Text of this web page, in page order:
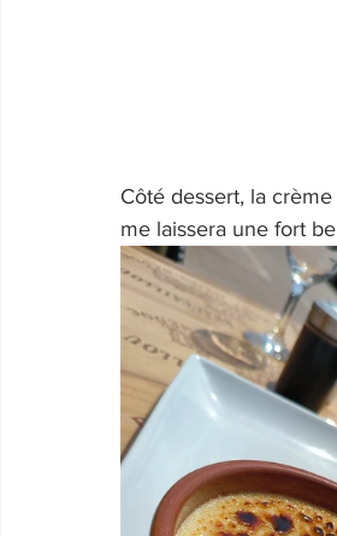
Côté dessert, la
me laissera une fort